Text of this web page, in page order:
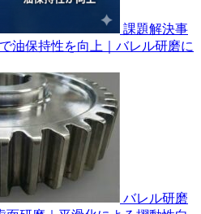
課題解決事
油保持性を向上｜バレル研磨に
バレル研磨